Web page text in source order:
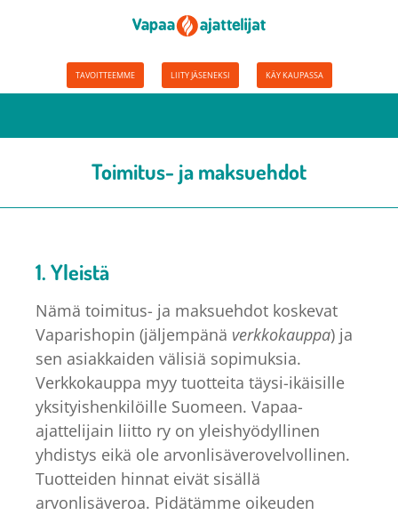
TAVOITTEEMME LIITY JÄSENEKSI KÄY KAUPASSA
Toimitus- ja maksuehdot
1. Yleistä
Nämä toimitus- ja maksuehdot koskevat
Vaparishopin (jäljempänä verkkokauppa) ja
sen asiakkaiden välisiä sopimuksia.
Verkkokauppa myy tuotteita täysi-ikäisille
yksityishenkilöille Suomeen. Vapaa-
ajattelijain liitto ry on yleishyödyllinen
yhdistys eikä ole arvonlisäverovelvollinen.
Tuotteiden hinnat eivät sisällä
arvonlisäveroa. Pidätämme oikeuden